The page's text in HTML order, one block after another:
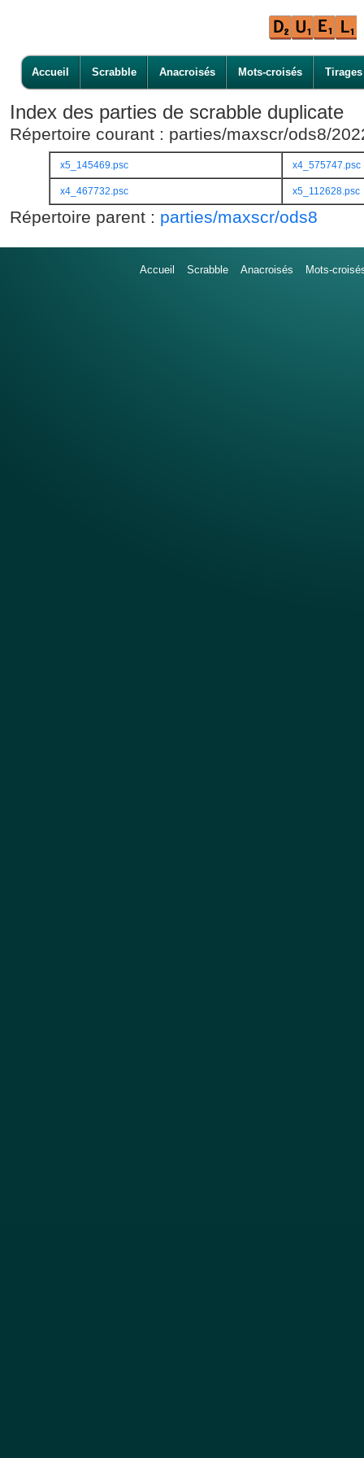
Accueil Scrabble Anacroisés Mots-croisés Tirages
Index des parties de scrabble duplicate
Répertoire courant : parties/maxscr/ods8/
x5_145469.psc x4_575747.psc
x4_467732.psc x5_112628.psc
Répertoire parent : parties/maxscr/ods8
Accueil Scrabble Anacroisés Mots-